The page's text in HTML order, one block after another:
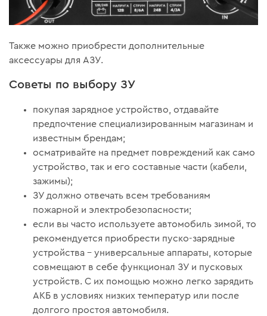
Также можно приобрести дополнительные
аксессуары для АЗУ.
Советы по выбору ЗУ
покупая зарядное устройство, отдавайте
предпочтение специализированным магазинам и
известным брендам;
осматривайте на предмет повреждений как само
устройство, так и его составные части (кабели,
зажимы);
ЗУ должно отвечать всем требованиям
пожарной и электробезопасности;
если вы часто используете автомобиль зимой, то
рекомендуется приобрести пуско-зарядные
устройства – универсальные аппараты, которые
совмещают в себе функционал ЗУ и пусковых
устройств. С их помощью можно легко зарядить
АКБ в условиях низких температур или после
долгого простоя автомобиля.